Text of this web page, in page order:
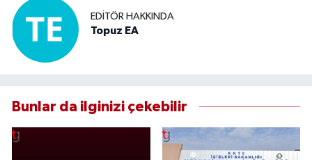
EDITÖR HAKKINDA
Topuz EA
Bunlar da ilginizi çekebilir